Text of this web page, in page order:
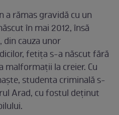
a rămas gravidă cu un
în mai 2012, însă
cauza unor
fetiţa s-a născut fără
malformaţii la creier. Cu
studenta criminală s-
Arad, cu fostul deţinut